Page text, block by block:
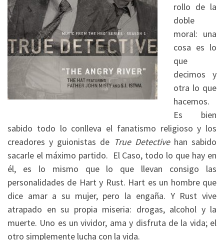
rollo de la
doble
moral: una
cosa es lo
que
decimos y
otra lo que
hacemos.
Es bien
sabido todo lo conlleva el fanatismo religioso y los
creadores y guionistas de True Detectivehan sabido
sacarle el máximo partido. El Caso, todo lo que hay en
él, es lo mismo que lo que llevan consigo las
personalidades de Hart y Rust. Hart es un hombre que
dice amar a su mujer, pero la engaña. Y Rust vive
atrapado en su propia miseria: drogas, alcohol y la
muerte. Uno es un vividor, ama y disfruta de la vida; el
otro simplemente lucha con la vida.